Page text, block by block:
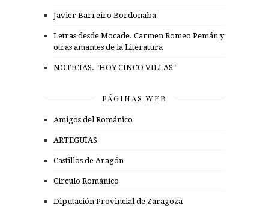
Javier Barreiro Bordonaba
Letras desde Mocade. Carmen Romeo Pemán y
otras amantes de la Literatura
NOTICIAS. "HOY CINCO VILLAS"
PÁGINAS WEB
Amigos del Románico
ARTEGUÍAS
Castillos de Aragón
Círculo Románico
Diputación Provincial de Zaragoza